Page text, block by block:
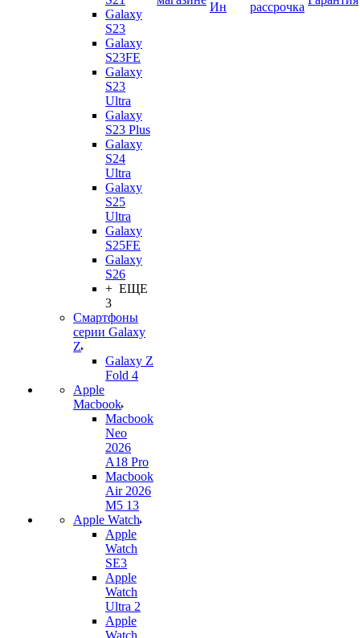
Galaxy
S23
Galaxy
S23FE
Galaxy
S23
Ultra
Galaxy
S23 Plus
Galaxy
S24
Ultra
Galaxy
S25
Ultra
Galaxy
S25FE
Galaxy
S26
+ ЕЩЕ
3
Смартфоны
серии Galaxy
Z
Galaxy Z
Fold 4
Apple
Macbook
Macbook
Neo
2026
A18 Pro
Macbook
Air 2026
M5 13
Apple Watch
Apple
Watch
SE3
Apple
Watch
Ultra 2
Apple
Watch
Ин
рассрочка